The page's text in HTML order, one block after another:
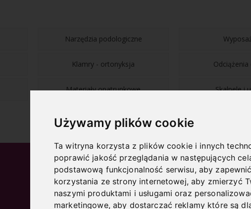
Używamy plików cookie
Ta witryna korzysta z plików cookie i innych
poprawić jakość przeglądania w następujących
podstawową funkcjonalność serwisu, aby
korzystania ze strony internetowej,aby zmierzyć
naszymi produktami i usługami oraz
marketingowe, aby dostarczać reklamy które są
Narzędzia podologiczne
Klamry - ortonyksja
Materiały opatrunkowe Skalpele i
INFORMACJE
REGULAMIN
NAWIGACJA
BLOG
HURTOWNIA